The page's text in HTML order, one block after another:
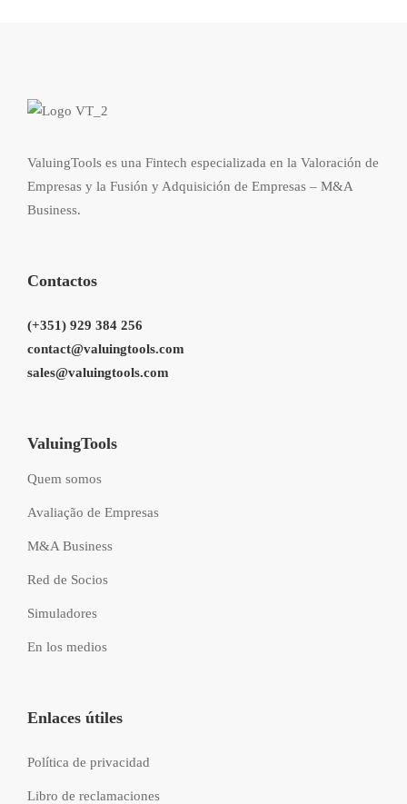
ValuingTools es una Fintech especializada en la Valoración de
Empresas y la Fusión y Adquisición de Empresas – M&A
Business.
Contactos
(+351) 929 384 256
contact@valuingtools.com
sales@valuingtools.com
ValuingTools
Quem somos
Avaliação de Empresas
M&A Business
Red de Socios
Simuladores
En los medios
Enlaces útiles
Política de privacidad
Libro de reclamaciones